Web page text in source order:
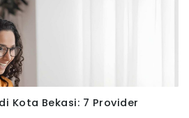
Kota Bekasi: 7 Provider